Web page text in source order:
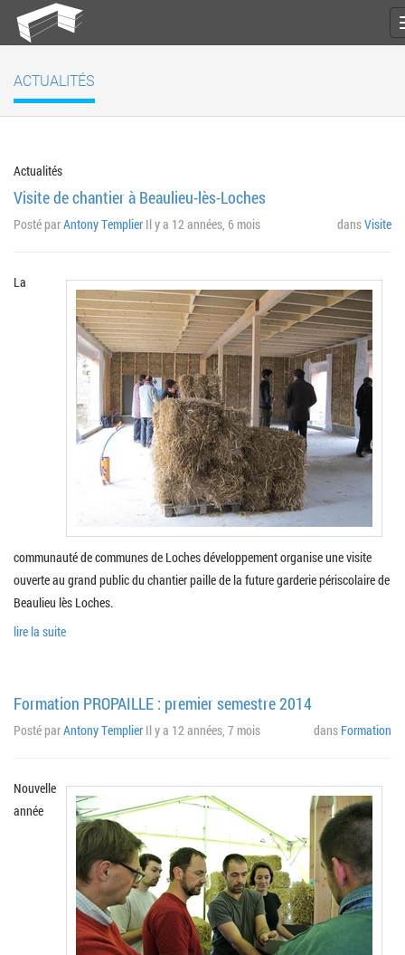
ACTUALITÉS
Actualités
Visite de chantier à Beaulieu-lès-Loches
Posté parAntony Templier Il y a 12 années, 6 mois dansVisite
La
communauté de communes de Loches développement organise une visite
ouverte au grand public du chantier paille de la future garderie périscolaire de
Beaulieu lès Loches.
lire la suite
Formation PROPAILLE : premier semestre 2014
Posté parAntony Templier Il y a 12 années, 7 mois dans Formation
Nouvelle
année